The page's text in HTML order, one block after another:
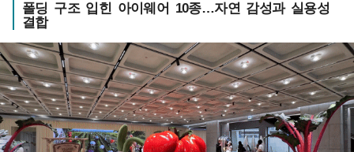
폴딩 구조 입힌 아이웨어 10종…자연 감성과 실용성
결합